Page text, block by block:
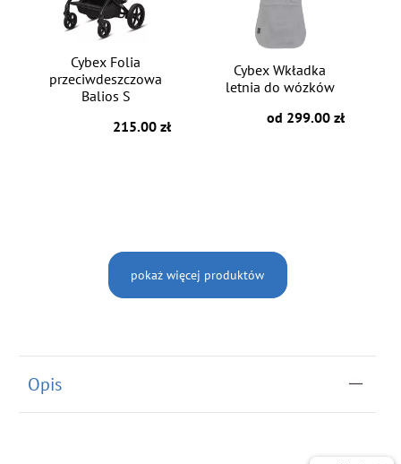
Cybex Folia
przeciwdeszczowa
Balios S
215.00 zł
Cybex Wkładka
letnia do wózków
od 299.00 zł
pokaż więcej produktów
Opis